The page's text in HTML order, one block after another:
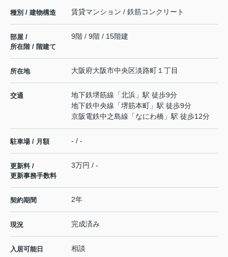
種別 / 建物構造 賃貸マンション / 鉄筋コンクリート
部屋 /
所在階 / 階建て
9階 / 9階 / 15階建
所在地 大阪府大阪市中央区淡路町１丁目
交通 地下鉄堺筋線 「北浜 」駅 徒歩9分
地下鉄中央線 「堺筋本町 」駅 徒歩9分
京阪電鉄中之島線 「なにわ橋 」駅 徒歩12分
駐車場 / 月額 - / -
更新料 /
更新事務手数料
3万円 / -
契約期間 2年
現況 完成済み
入居可能日 相談